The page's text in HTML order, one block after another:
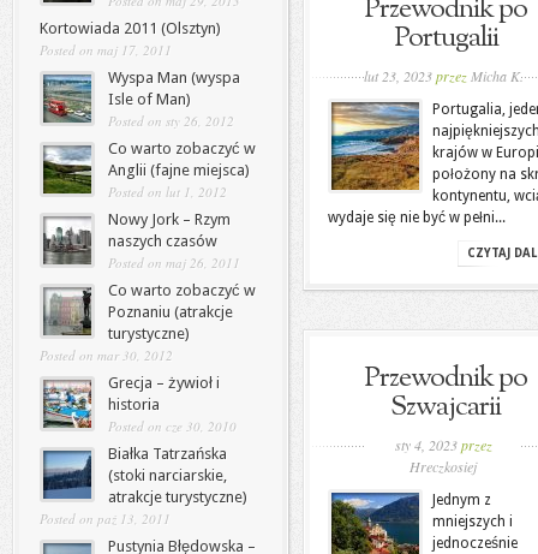
Kortowiada 2011 (Olsztyn)
Posted on maj 17, 2011
Wyspa Man (wyspa
Isle of Man)
Posted on sty 26, 2012
Co warto zobaczyć w
Anglii (fajne miejsca)
Posted on lut 1, 2012
Nowy Jork – Rzym
naszych czasów
Posted on maj 26, 2011
Co warto zobaczyć w
Poznaniu (atrakcje
turystyczne)
Posted on mar 30, 2012
Grecja – żywioł i
historia
Posted on cze 30, 2010
Białka Tatrzańska
(stoki narciarskie,
atrakcje turystyczne)
Posted on paź 13, 2011
Pustynia Błędowska –
Przewodnik po
Portugalii
lut 23, 2023przez Micha K.
Portugalia,
krajów w
położony na
kontynentu,
wydaje się nie być w pełni...
CZYTAJ
Przewodnik po
Szwajcarii
sty 4, 2023przez
Hreczkosiej
Jednym z
mniejszych i
jednocześnie